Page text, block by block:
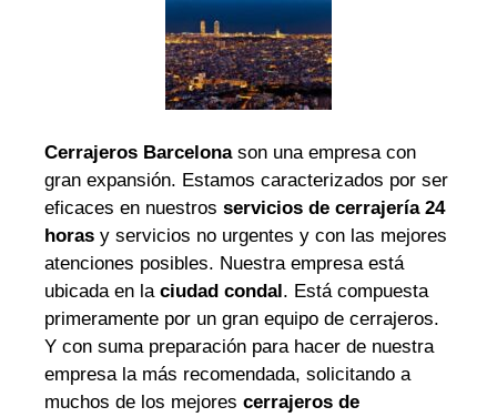
Cerrajeros Barcelonason una empresa con
gran expansión. Estamos caracterizados por ser
eficaces en nuestros servicios de cerrajería 24
horas y servicios no urgentes y con las mejores
atenciones posibles. Nuestra empresa está
ubicada en laciudad condal. Está compuesta
primeramente por un gran equipo de cerrajeros.
Y con suma preparación para hacer de nuestra
empresa la más recomendada, solicitando a
muchos de los mejores cerrajeros de